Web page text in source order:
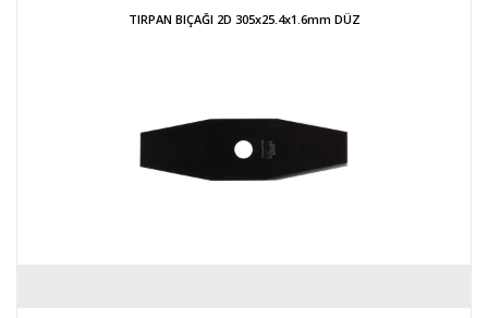
TIRPAN BIÇAĞI 2D 305x25.4x1.6mm DÜZ